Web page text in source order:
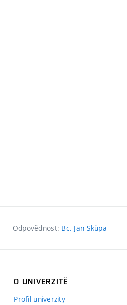
Odpovědnost: Bc. Jan Skůpa
O UNIVERZITĚ
Profil univerzity